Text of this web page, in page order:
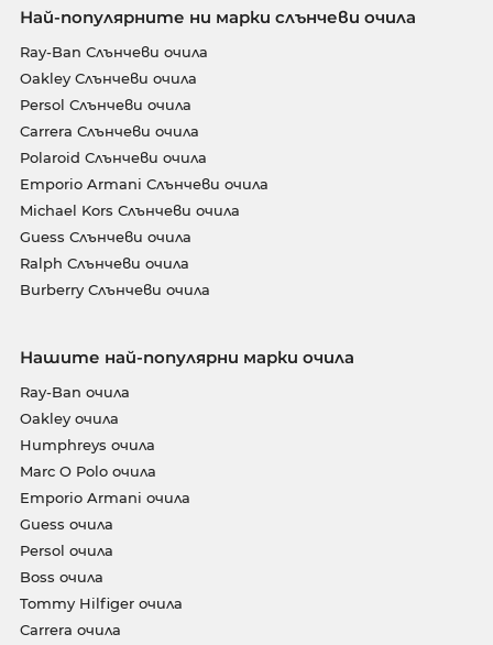
Най-популярните ни марки слънчеви очила
Ray-Ban Слънчеви очила
Oakley Слънчеви очила
Persol Слънчеви очила
Carrera Слънчеви очила
Polaroid Слънчеви очила
Emporio Armani Слънчеви очила
Michael Kors Слънчеви очила
Guess Слънчеви очила
Ralph Слънчеви очила
Burberry Слънчеви очила
Нашите най-популярни марки очила
Ray-Ban очила
Oakley очила
Humphreys очила
Marc O Polo очила
Emporio Armani очила
Guess очила
Persol очила
Boss очила
Tommy Hilfiger очила
Carrera очила